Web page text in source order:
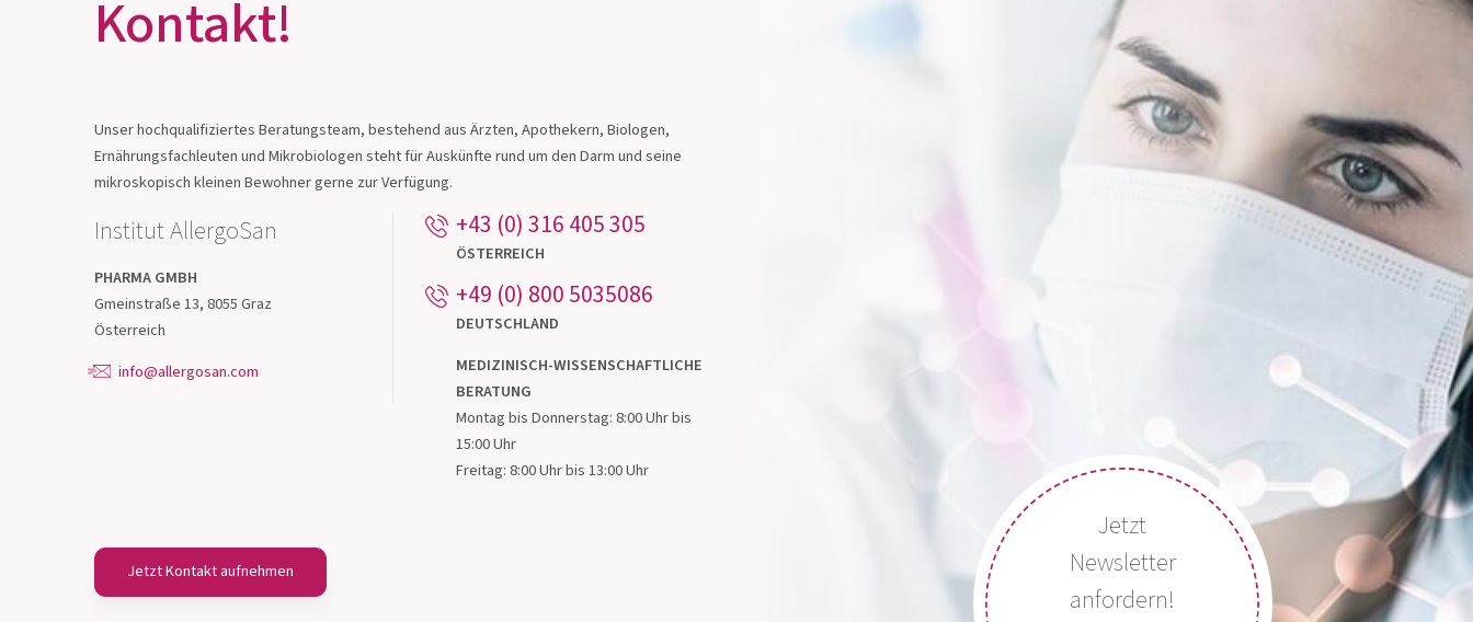
Treten Sie mit uns in
Kontakt!
Unser hochqualifiziertes Beratungsteam, bestehend aus Ärzten, Apothekern, Biologen,
Ernährungsfachleuten und Mikrobiologen steht für Auskünfte rund um den Darm und seine
Österreich
+43 (0) 316 405 305